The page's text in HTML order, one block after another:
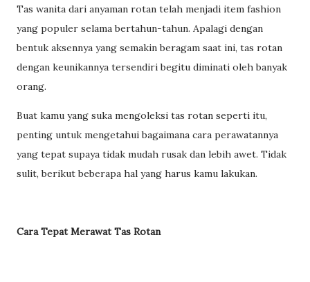
Tas wanita dari anyaman rotan telah menjadi item fashion
yang populer selama bertahun-tahun. Apalagi dengan
bentuk aksennya yang semakin beragam saat ini, tas rotan
dengan keunikannya tersendiri begitu diminati oleh banyak
orang.
Buat kamu yang suka mengoleksi tas rotan seperti itu,
penting untuk mengetahui bagaimana cara perawatannya
yang tepat supaya tidak mudah rusak dan lebih awet. Tidak
sulit, berikut beberapa hal yang harus kamu lakukan.
Cara Tepat Merawat Tas Rotan